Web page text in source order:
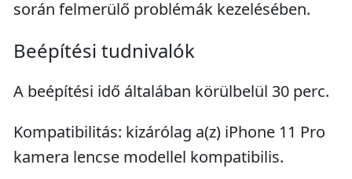
során felmerülő problémák kezelésében.
Beépítési tudnivalók
A beépítési idő általában körülbelül 30 perc.
Kompatibilitás: kizárólag a(z) iPhone 11 Pro
kamera lencse modellel kompatibilis.